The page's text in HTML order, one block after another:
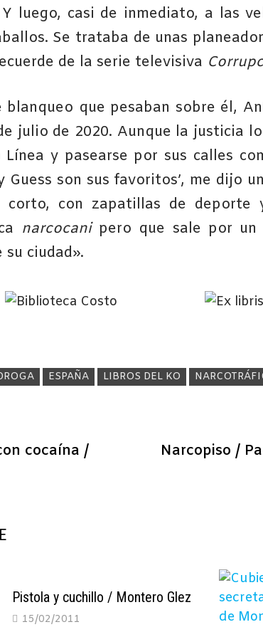
luego, casi de inmediato, a las
Se trataba de unas
de la serie televisiva
blanqueo que pesaban sobre él,
julio de 2020. Aunque la justicia
y pasearse por sus calles
Guess son sus favoritos’, me dijo
corto, con zapatillas de deporte
narcocanipero que sale por un
ciudad».
ESPAÑA LIBROS DEL KO
cocaína /
Narcopiso /
Pistola y cuchillo / Montero Glez
15/02/2011